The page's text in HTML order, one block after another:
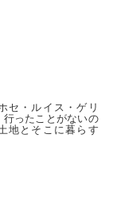
セ・ルイス・ゲリ
ったことがないの
地とそこに暮らす